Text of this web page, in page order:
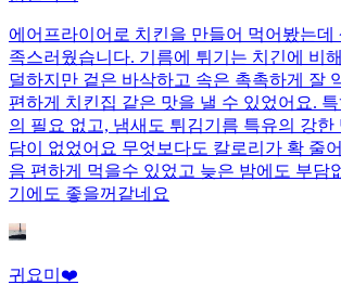
에어프라이어로 치킨을 만들어 먹어봤는데
족스러웠습니다. 기름에 튀기는 치긴에 비
덜하지만 겉은 바삭하고 속은 촉촉하게 잘
편하게 치킨집 같은 맛을 낼 수 있었어요.
의 필요 없고, 냄새도 튀김기름 특유의 강한
담이 없었어요 무엇보다도 칼로리가 확 줄
음 편하게 먹을수 있었고 늦은 밤에도 부담
기에도 좋을꺼같네요
귀요미❤️